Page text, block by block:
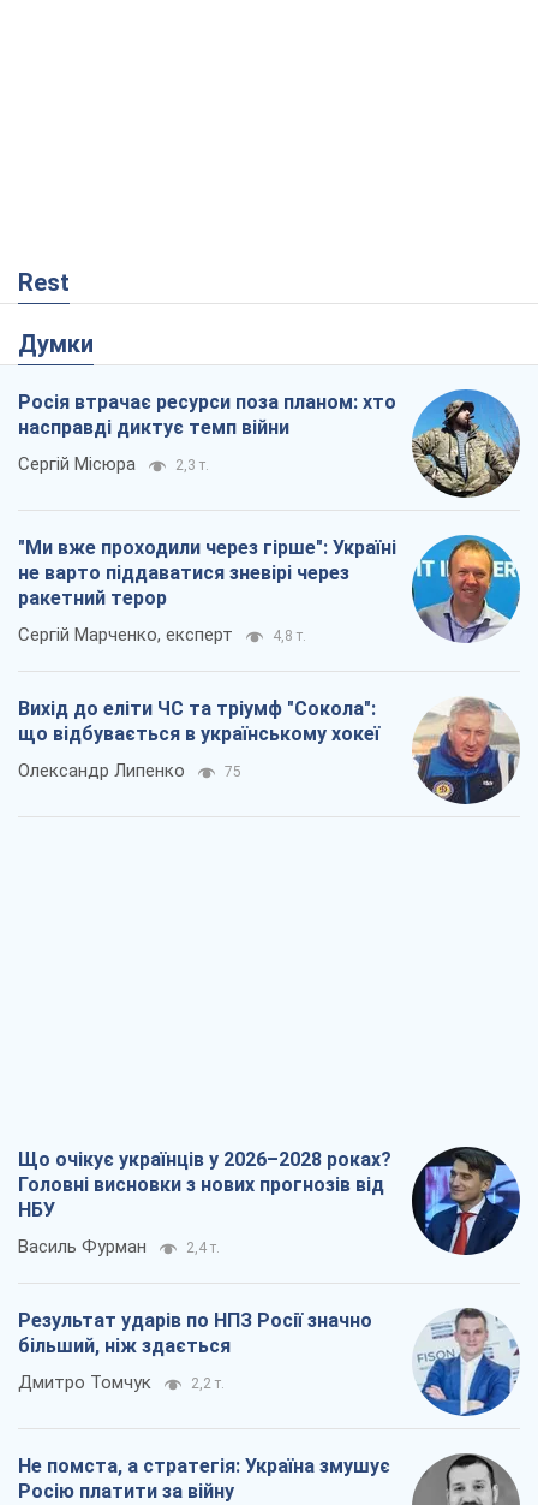
Rest
Думки
Росія втрачає ресурси поза планом: хто
насправді диктує темп війни
Сергій Місюра 2,3 т.
"Ми вже проходили через гірше": Україні
не варто піддаватися зневірі через
ракетний терор
Сергій Марченко, експерт 4,8 т.
Вихід до еліти ЧС та тріумф "Сокола":
що відбувається в українському хокеї
Олександр Липенко 75
Що очікує українців у 2026–2028 роках?
Головні висновки з нових прогнозів від
НБУ
Василь Фурман 2,4 т.
Результат ударів по НПЗ Росії значно
більший, ніж здається
Дмитро Томчук 2,2 т.
Не помста, а стратегія: Україна змушує
Росію платити за війну